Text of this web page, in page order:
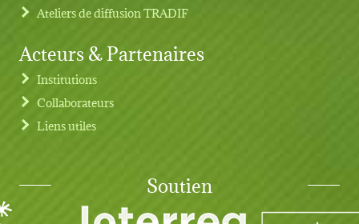
Ateliers de diffusion TRADIF
Acteurs & Partenaires
Institutions
Collaborateurs
Liens utiles
Soutien